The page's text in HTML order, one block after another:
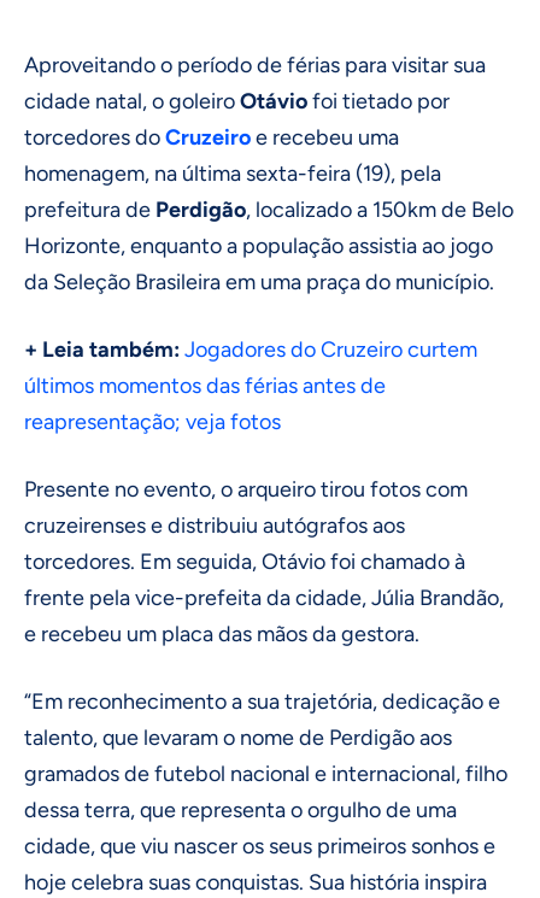
Aproveitando o período de férias para visitar sua
cidade natal, o goleiroOtáviofoi tietado por
torcedores doCruzeiroe recebeu uma
homenagem, na última sexta-feira (19), pela
prefeitura de Perdigão, localizado a 150km de Belo
Horizonte, enquanto a população assistia ao jogo
da Seleção Brasileira em uma praça do município.
+ Leia também:Jogadores do Cruzeiro curtem
últimos momentos das férias antes de
reapresentação; veja fotos
Presente no evento, o arqueiro tirou fotos com
cruzeirenses e distribuiu autógrafos aos
torcedores. Em seguida, Otávio foi chamado à
frente pela vice-prefeita da cidade, Júlia Brandão,
e recebeu um placa das mãos da gestora.
“Em reconhecimento a sua trajetória, dedicação e
talento, que levaram o nome de Perdigão aos
gramados de futebol nacional e internacional, filho
dessa terra, que representa o orgulho de uma
cidade, que viu nascer os seus primeiros sonhos e
hoje celebra suas conquistas. Sua história inspira